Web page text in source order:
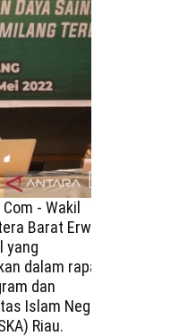
- Wakil
Barat Erwin
yang
dalam rapat
dan
Islam Negeri
Riau.